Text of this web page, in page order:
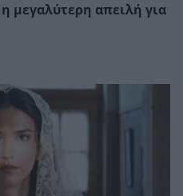
μεγαλύτερη απειλή για